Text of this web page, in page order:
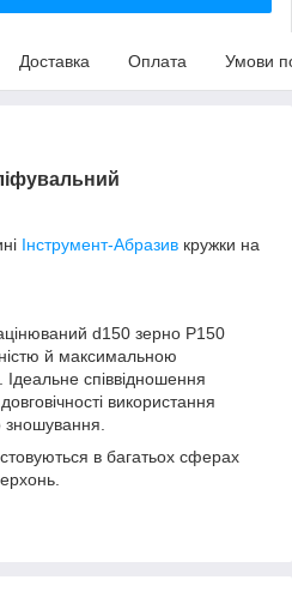
Доставка Оплата Умови
Інструмент-Абразив кружки на
d150 зерно Р150
й максимальною
співвідношення
використання
зношування.
в багатьох сферах